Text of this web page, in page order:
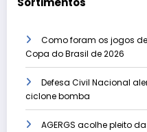
Como foram os jogos
Copa do Brasil de 2026
Defesa Civil Nacional
ciclone bomba
AGERGS acolhe pleito